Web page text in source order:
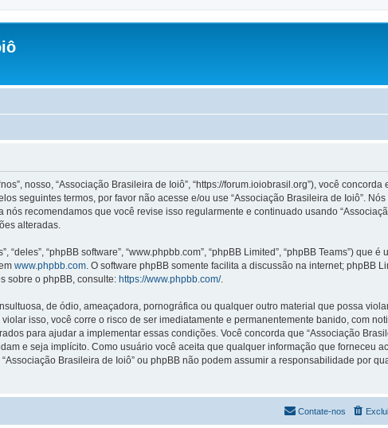
nosso, “Associação Brasileira de Ioiô”, “https://forum.ioiobrasil.org”), você
seguintes termos, por favor não acesse e/ou use “Associação Brasileira de Ioiô”.
recomendamos que você revise isso regularmente e continuado usando
alteradas.
“phpBB software”, “www.phpbb.com”, “phpBB Limited”, “phpBB Teams”) que
www.phpbb.com . O software phpBB somente facilita a discussão na internet; phpBB
sobre o phpBB, consulte: https://www.phpbb.com/.
de ódio, ameaçadora, pornográfica ou qualquer outro material que possa
isso, você corre o risco de ser imediatamente e permanentemente banido, com
para ajudar a implementar essas condições. Você concorda que “Associação
e seja implícito. Como usuário você aceita que qualquer informação que forneceu
Brasileira de Ioiô” ou phpBB não podem assumir a responsabilidade por
Contate-nos